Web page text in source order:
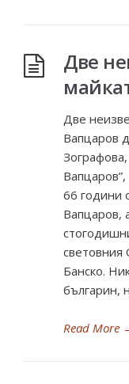
Две
Две
Вапцаров
66 години
Вапцаров,
световния
Банско.
българин,
Read More